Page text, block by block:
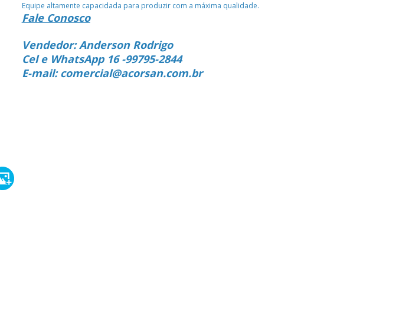
Equipe altamente capacidada para produzir com a máxima qualidade.
Fale Conosco
Vendedor: Anderson Rodrigo
Cel e WhatsApp 16 -99795-2844
E-mail: comercial@acorsan.com.br